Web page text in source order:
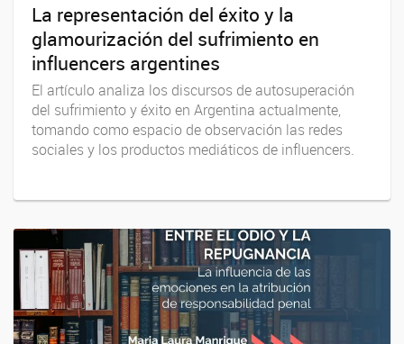
La representación del éxito y la
glamourización del sufrimiento en
influencers argentines
El artículo analiza los discursos de autosuperación
del sufrimiento y éxito en Argentina actualmente,
tomando como espacio de observación las redes
sociales y los productos mediáticos de influencers.